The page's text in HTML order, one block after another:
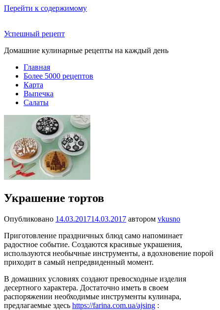
Перейти к содержимому
Успешный рецепт
Домашние кулинарные рецепты на каждый день
Главная
Более 5000 рецептов
Карта
Выпечка
Салаты
Украшение тортов
Опубликовано 14.03.201714.03.2017 автором vkusno
Приготовление праздничных блюд само напоминает
радостное событие. Создаются красивые украшения,
используются необычные инструменты, а вдохновение порой
приходит в самый непредвиденный момент.
В домашних условиях создают превосходные изделия
десертного характера. Достаточно иметь в своем
распоряжении необходимые инструменты кулинара,
предлагаемые здесь https://farina.com.ua/ajsing :